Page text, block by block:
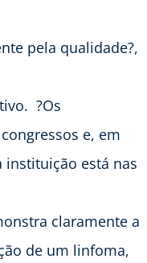
pela qualidade?,
?Os
e, em
instituição está nas
claramente a
de um linfoma,